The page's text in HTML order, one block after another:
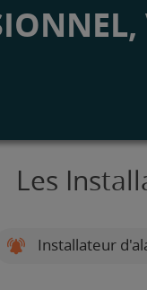
Les
Installateur